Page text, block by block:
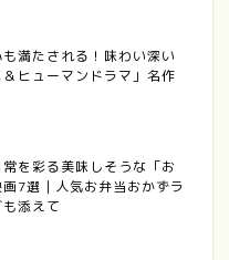
満たされる！味わい深い
＆ヒューマンドラマ」名作
を彩る美味しそうな「お
7選｜人気お弁当おかずラ
添えて